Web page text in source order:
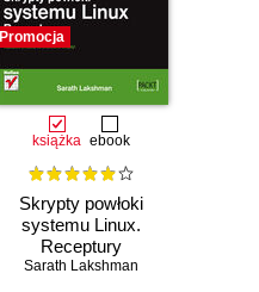
Promocja
książka ebook
Skrypty powłoki
systemu Linux.
Receptury
Sarath Lakshman